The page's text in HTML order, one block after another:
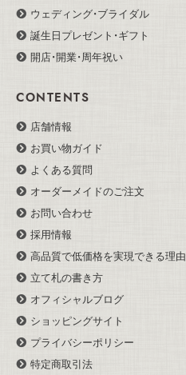
ウェディング・ブライダル
誕生日プレゼント・ギフト
開店・開業・周年祝い
CONTENTS
店舗情報
お買い物ガイド
よくある質問
オーダーメイドのご注文
お問い合わせ
採用情報
高品質で低価格を実現できる理由
立て札の書き方
オフィシャルブログ
ショッピングサイト
プライバシーポリシー
特定商取引法